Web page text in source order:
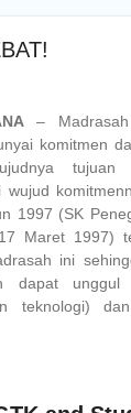
–
komitmen
tujuan
wujud
1997 (SK
Maret 1997)
ini
dapat
teknologi)